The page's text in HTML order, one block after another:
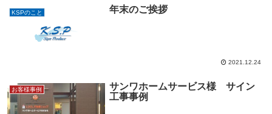
KSPのこと 年末のご挨拶
2021.12.24
お客様事例
サンワホームサービス様 サイン
工事事例